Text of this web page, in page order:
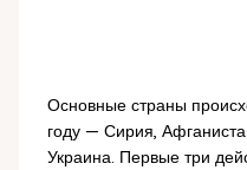
Основные страны
году — Сирия,
Украина. Первые три